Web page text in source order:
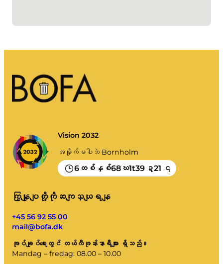
စီရန် ညွှန်ကြားချက်များ
Vision 2032
အမှိုက်မပါဘဲ Bornholm
6တစ်နှစ်68ဃ1t39ဍ21 ၎
ကြှနျုပျတို့ကိုဆကျသှယျရနျ
+45 56 92 55 00
mail@bofa.dk
အုပ်ချုပ်ရေးတွင် တယ်လီဖုန်းနာရီများ ရှိသည်။
Mandag – fredag: 08.00 – 10.00